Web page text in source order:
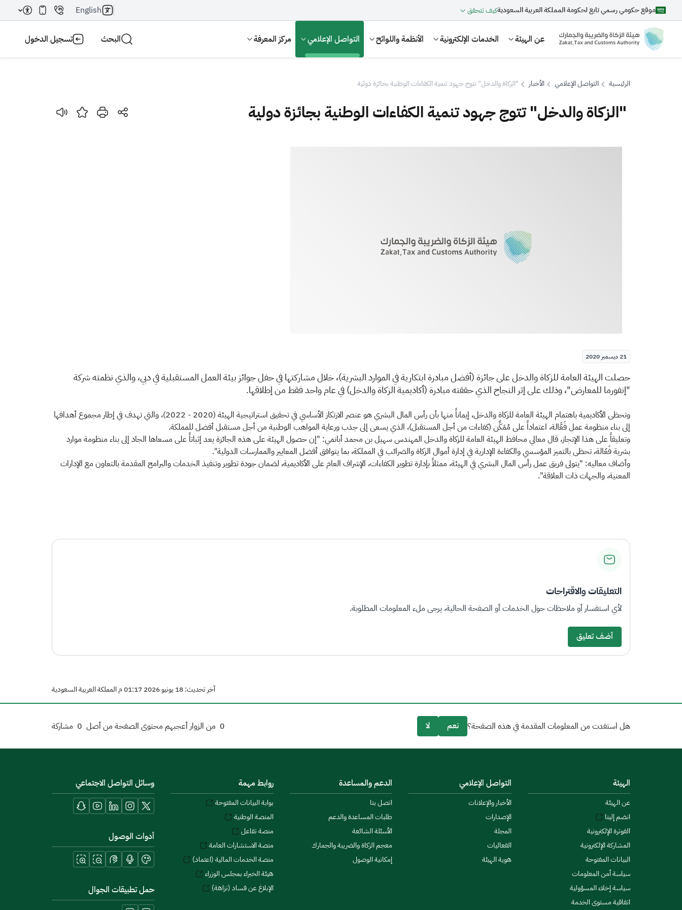
موقع حكومي رسمي تابع لحكومة المملكة العربية السعوديةكيف تتحقق English
عن الهيئة الخدمات الإلكترونية الأنظمة واللوائح التواصل الإعلامي مركز المعرفة البحث تسجيل الدخول
بحث
الرئيسية التواصل الإعلامي الأخبار "الزكاة والدخل" تتوج جهود تنمية الكفاءات الوطنية بجائزة دولية
"الزكاة والدخل" تتوج جهود تنمية الكفاءات الوطنية بجائزة دولية
21 ديسمبر 2020
حصلت الهيئة العامة للزكاة والدخل على جائزة (أفضل مبادرة ابتكارية في الموارد البشرية)، خلال مشاركتها في حفل جوائز بيئة العمل المستقبلية في دبي، والذي نظمته شركة
"إنفورما للمعارض"، وذلك على إثر النجاح الذي حققته مبادرة (أكاديمية الزكاة والدخل) في عام واحد فقط من إطلاقها.
وتحظى الأكاديمية باهتمام الهيئة العامة للزكاة والدخل، إيماناً منها بأن رأس المال البشري هو عنصر الارتكاز الأساسي في تحقيق استراتيجية الهيئة (2020 - 2022)، والتي تهدف في إطار مجموع أهدافها
إلى بناء منظومة عمل فَعَّالة، اعتماداً على مُمَكِّن (كفاءات من أجل المستقبل)، الذي يسعى إلى جذب ورعاية المواهب الوطنية من أجل مستقبل أفضل للمملكة.
وتعليقاً على هذا الإنجاز، قال معالي محافظ الهيئة العامة للزكاة والدخل المهندس سهيل بن محمد أبانمي: "إن حصول الهيئة على هذه الجائزة يعد إثباتاً على مسعاها الجاد إلى بناء منظومة موارد
بشرية فَعّالة، تحظى بالتميز المؤسسي والكفاءة الإدارية في إدارة أموال الزكاة والضرائب في المملكة، بما يتوافق أفضل المعايير والممارسات الدولية".
وأضاف معاليه: "يتولى فريق عمل رأس المال البشري في الهيئة، ممثلاً بإدارة تطوير الكفاءات، الإشراف العام على الأكاديمية، لضمان جودة تطوير وتنفيذ الخدمات والبرامج المقدمة بالتعاون مع الإدارات
المعنية، والجهات ذات العلاقة".​
التعليقات والاقتراحات
لأي استفسار أو ملاحظات حول الخدمات أو الصفحة الحالية، يرجى ملء المعلومات المطلوبة.
أضف تعليق
آخر تحديث: 18 يونيو 2026 01:17 م المملكة العربية السعودية
0 من الزوار أعجبهم محتوى الصفحة من أصل 0 مشاركة هل استفدت من المعلومات المقدمة في هذه الصفحة؟ نعم لا
الهيئة
عن الهيئة
انضم إلينا
الفوترة الإلكترونية
المشاركة الإلكترونية
البيانات المفتوحة
سياسة أمن المعلومات
سياسة إخلاء المسؤولية
اتفاقية مستوى الخدمة
التواصل الإعلامي
الأخبار والإعلانات
الإصدارات
المجلة
الفعاليات
هوية الهيئة
الدعم والمساعدة
اتصل بنا
طلبات المساعدة والدعم
الأسئلة الشائعة
معجم الزكاة والضريبة والجمارك
إمكانية الوصول
روابط مهمة
بوابة البيانات المفتوحة
المنصة الوطنية
منصة تفاعل
منصة الاستشارات العامة
منصة الخدمات المالية (اعتماد)
هيئة الخبراء بمجلس الوزراء
الإبلاغ عن فساد (نزاهة)
وسائل التواصل الاجتماعي
أدوات الوصول
حمل تطبيقات الجوال